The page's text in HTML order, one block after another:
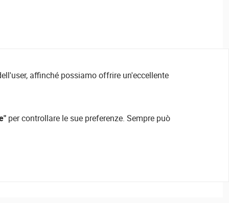
affinché possiamo offrire un'eccellente
per controllare le sue preferenze. Sempre può